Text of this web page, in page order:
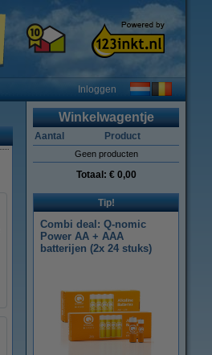
Inloggen
Winkelwagentje
Aantal Product
Geen producten
Totaal: € 0,00
Tip!
Combi deal: Q-nomic
Power AA + AAA
batterijen (2x 24 stuks)